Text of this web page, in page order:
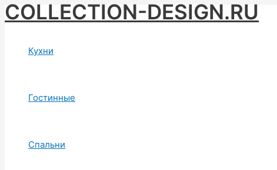
Skip
to
COLLECTION-DESIGN.RU
Кухни
Гостинные
Спальни